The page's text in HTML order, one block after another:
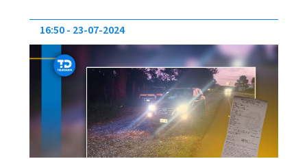
16:50 23-07-2024